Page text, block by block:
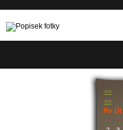
<<
<<
Po Út